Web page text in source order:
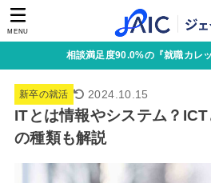
MENU
相談満足度90.0%の『就職カレ
新卒の就活 2024.10.15
ITとは情報やシステム？
の種類も解説